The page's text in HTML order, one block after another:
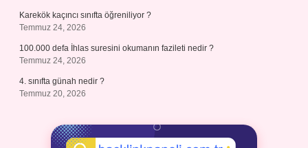
Karekök kaçıncı sınıfta öğreniliyor ?
Temmuz 24, 2026
100.000 defa İhlas suresini okumanın fazileti nedir ?
Temmuz 24, 2026
4. sınıfta günah nedir ?
Temmuz 20, 2026